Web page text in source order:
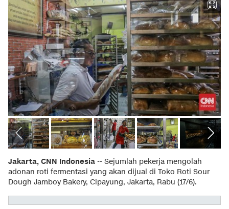
Jakarta, CNN Indonesia -- Sejumlah pekerja mengolah
adonan roti fermentasi yang akan dijual di Toko Roti Sour
Dough Jamboy Bakery, Cipayung, Jakarta, Rabu (17/6).